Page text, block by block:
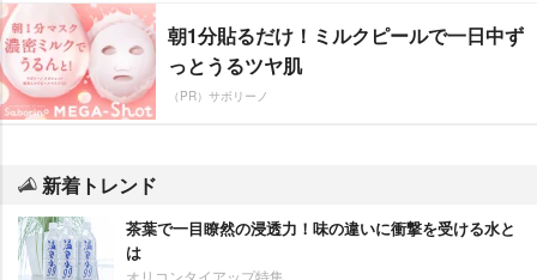
朝1分貼るだけ！ミルクピールで一日中ず
っとうるツヤ肌
（PR）サボリーノ
新着トレンド
茶葉で一目瞭然の浸透力！味の違いに衝撃を受ける水と
は
オリコンタイアップ特集